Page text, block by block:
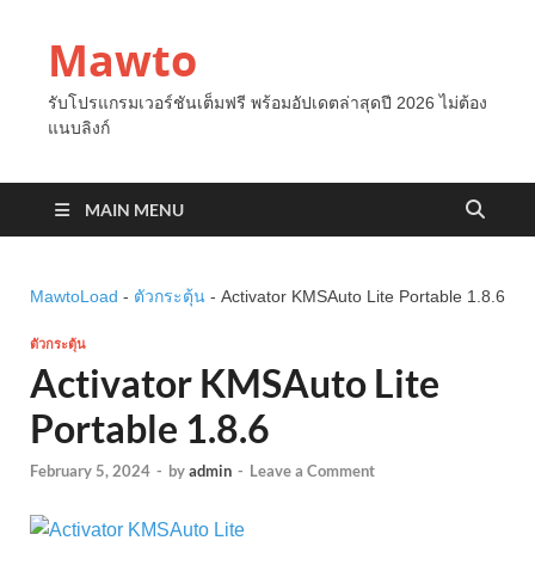
Mawto
รับโปรแกรมเวอร์ชันเต็มฟรี พร้อมอัปเดตล่าสุดปี 2026 ไม่ต้อง
แนบลิงก์
MAIN MENU
MawtoLoad - ตัวกระตุ้น - Activator KMSAuto Lite Portable 1.8.6
ตัวกระตุ้น
Activator KMSAuto Lite
Portable 1.8.6
February 5, 2024 - byadmin - Leave a Comment